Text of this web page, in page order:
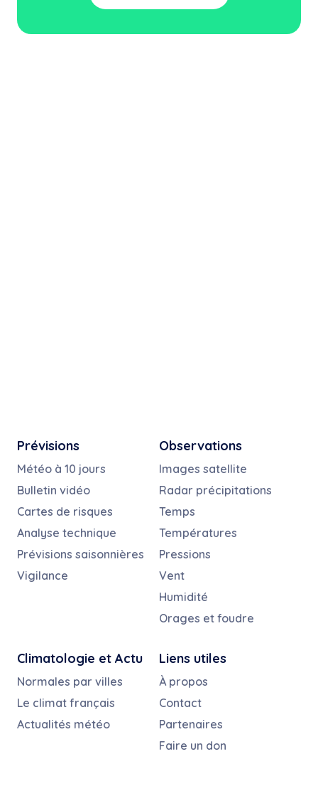
Prévisions
Météo à 10 jours
Bulletin vidéo
Cartes de risques
Analyse technique
Prévisions saisonnières
Vigilance
Observations
Images satellite
Radar précipitations
Temps
Températures
Pressions
Vent
Humidité
Orages et foudre
Climatologie et Actu
Normales par villes
Le climat français
Actualités météo
Liens utiles
À propos
Contact
Partenaires
Faire un don